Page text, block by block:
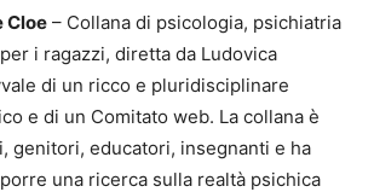
Cloe – Collana di psicologia, psichiatria
i ragazzi, diretta da Ludovica
di un ricco e pluridisciplinare
e di un Comitato web. La collana è
genitori, educatori, insegnanti e ha
una ricerca sulla realtà psichica